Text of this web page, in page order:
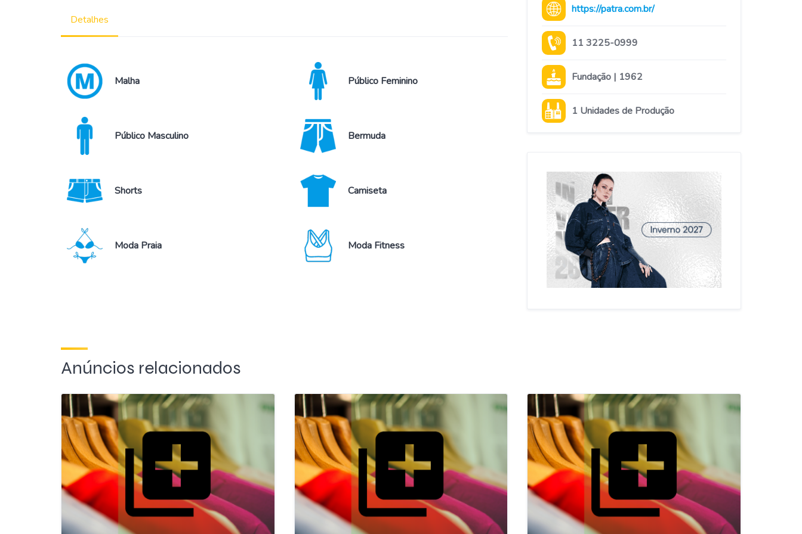
Detalhes
Malha Público Feminino
Público Masculino Bermuda
Shorts Camiseta
Moda Praia Moda Fitness
https://patra.com.br/
11 3225-0999
Fundação | 1962
1 Unidades de Produção
Anúncios relacionados